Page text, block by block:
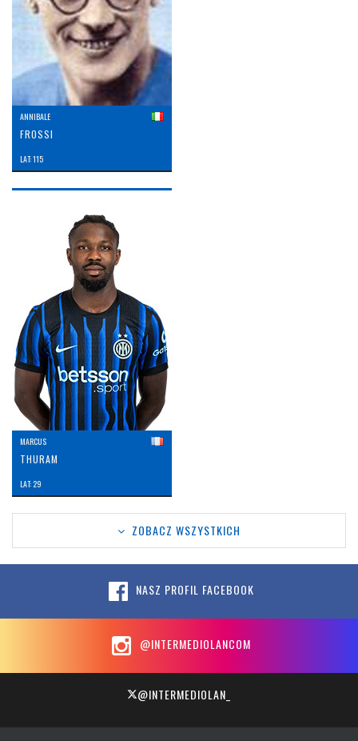
ANNIBALE
FROSSI
LAT: 115
MARCUS
THURAM
LAT: 29
ZOBACZ WSZYSTKICH
NASZ PROFIL FACEBOOK
@INTERMEDIOLANCOM
@INTERMEDIOLAN_